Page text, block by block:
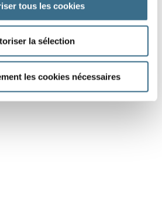
tous les cookies
la sélection
les cookies nécessaires